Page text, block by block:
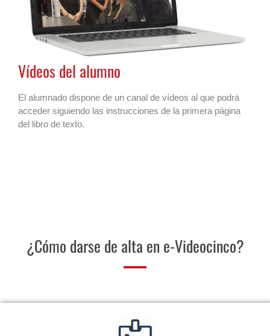
Vídeos del alumno
El alumnado dispone de un canal de vídeos al que podrá
acceder siguiendo las instrucciones de la primera página
del libro de texto.
¿Cómo darse de alta en e-Videocinco?